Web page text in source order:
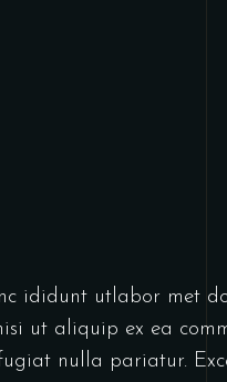
ididunt utlabor met
ut aliquip ex ea
nulla pariatur.